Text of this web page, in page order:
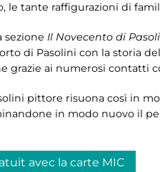
le tante raffigurazioni di
sezione Il Novecento di
di Pasolini con la storia
grazie ai numerosi contatti
pittore risuona così in
in modo nuovo il
avec la carte MIC